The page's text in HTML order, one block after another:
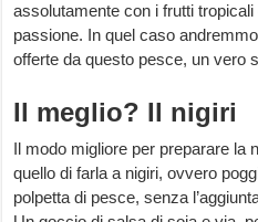
assolutamente con i frutti
passione. In quel caso
offerte da questo pesce, un vero
Il meglio? Il nigiri
Il modo migliore per preparare la
quello di farla a nigiri, ovvero
polpetta di pesce, senza